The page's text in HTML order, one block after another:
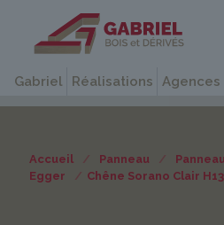
Gabriel Réalisations Agences
Accueil / Panneau /
Egger
/ Chêne Sorano Clair